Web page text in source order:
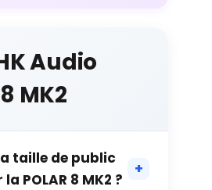
Audio
MK2
taille de public
POLAR 8 MK2 ?